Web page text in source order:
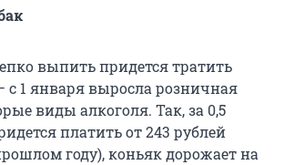
выпить придется тратить
с 1 января выросла розничная
виды алкоголя. Так, за 0,5
платить от 243 рублей
году), коньяк дорожает на